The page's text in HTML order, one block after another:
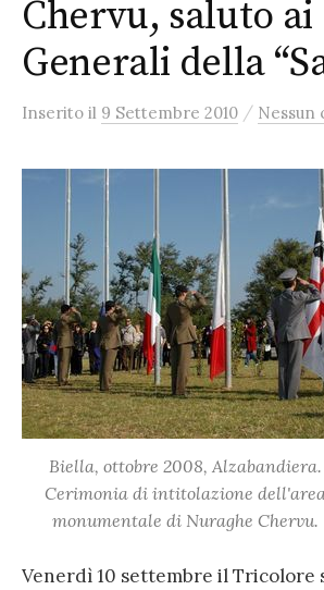
Chervu, saluto ai
Generali della
Inserito il 9 Settembre 2010 / Nessun
Biella, ottobre 2008, Alzabandiera.
Cerimonia di intitolazione
monumentale di Nuraghe Chervu.
Venerdì 10 settembre il Tricolore